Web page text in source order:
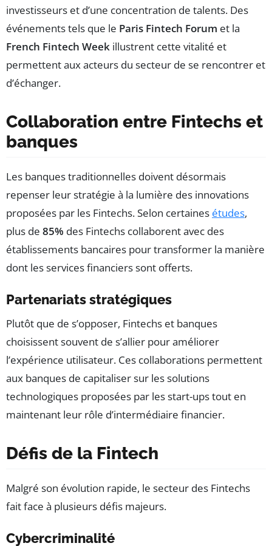
investisseurs et d’une concentration de talents. Des
événements tels que le Paris Fintech Forum et la
French Fintech Week illustrent cette vitalité et
permettent aux acteurs du secteur de se rencontrer et
d’échanger.
Collaboration entre Fintechs et
banques
Les banques traditionnelles doivent désormais
repenser leur stratégie à la lumière des innovations
proposées par les Fintechs. Selon certaines études,
plus de 85% des Fintechs collaborent avec des
établissements bancaires pour transformer la manière
dont les services financiers sont offerts.
Partenariats stratégiques
Plutôt que de s’opposer, Fintechs et banques
choisissent souvent de s’allier pour améliorer
l’expérience utilisateur. Ces collaborations permettent
aux banques de capitaliser sur les solutions
technologiques proposées par les start-ups tout en
maintenant leur rôle d’intermédiaire financier.
Défis de la Fintech
Malgré son évolution rapide, le secteur des Fintechs
fait face à plusieurs défis majeurs.
Cybercriminalité